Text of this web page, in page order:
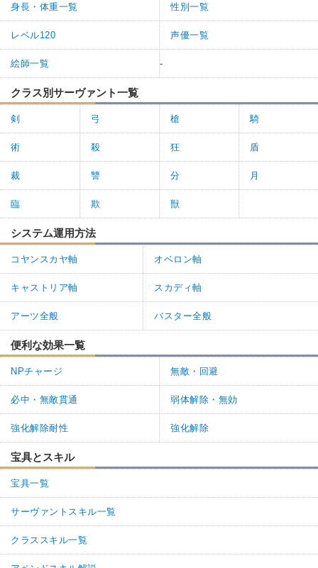
身長・体重一覧 性別一覧
レベル120 声優一覧
絵師一覧 -
クラス別サーヴァント一覧
剣 弓 槍 騎
術 殺 狂 盾
裁 讐 分 月
臨 欺 獣
システム運用方法
コヤンスカヤ軸 オベロン軸
キャストリア軸 スカディ軸
アーツ全般 バスター全般
便利な効果一覧
NPチャージ 無敵・回避
必中・無敵貫通 弱体解除・無効
強化解除耐性 強化解除
宝具とスキル
宝具一覧
サーヴァントスキル一覧
クラススキル一覧